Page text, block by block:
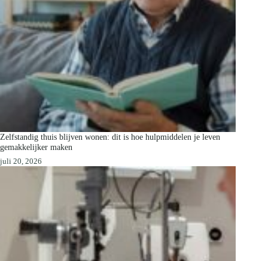
Zelfstandig thuis blijven wonen: dit is hoe hulpmiddelen je leven
gemakkelijker maken
juli 20, 2026